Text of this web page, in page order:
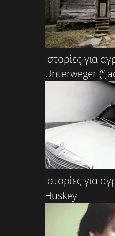
Ιστορίες για
Unterweger
Ιστορίες για
Huskey